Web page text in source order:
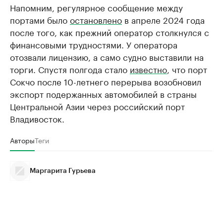
Напомним, регулярное сообщение между
портами былоостановлено в апреле 2024 года
после того, как прежний оператор столкнулся с
финансовыми трудностями. У оператора
отозвали лицензию, а само судно выставили на
торги. Спустя полгода стало известно, что порт
Сокчо после 10-летнего перерыва возобновил
экспорт подержанных автомобилей в страны
Центральной Азии через российский порт
Владивосток.
АвторыТеги
Маргарита Гурьева